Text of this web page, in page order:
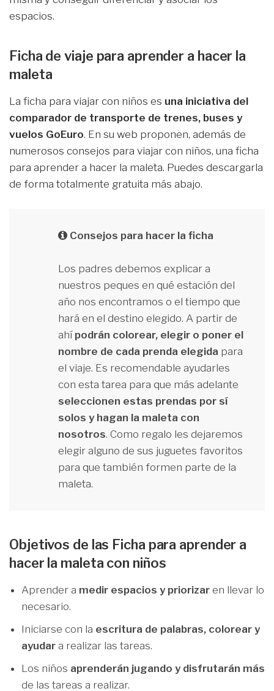
espacios.
Ficha de viaje para aprender a hacer la
maleta
La ficha para viajar con niños es una iniciativa del
comparador de transporte de trenes, buses y
vuelos GoEuro. En su web proponen, además de
numerosos consejos para viajar con niños, una ficha
para aprender a hacer la maleta. Puedes descargarla
de forma totalmente gratuita más abajo.
Consejos para hacer la ficha
Los padres debemos explicar a
nuestros peques en qué estación del
año nos encontramos o el tiempo que
hará en el destino elegido. A partir de
ahí podrán colorear, elegir o poner el
nombre de cada prenda elegida para
el viaje. Es recomendable ayudarles
con esta tarea para que más adelante
seleccionen estas prendas por sí
solos y hagan la maleta con
nosotros. Como regalo les dejaremos
elegir alguno de sus juguetes favoritos
para que también formen parte de la
maleta.
Objetivos de las Ficha para aprender a
hacer la maleta con niños
Aprender a medir espacios y priorizar en llevar lo
necesario.
Iniciarse con la escritura de palabras, colorear y
ayudar a realizar las tareas.
Los niños aprenderán jugando y disfrutarán más
de las tareas a realizar.